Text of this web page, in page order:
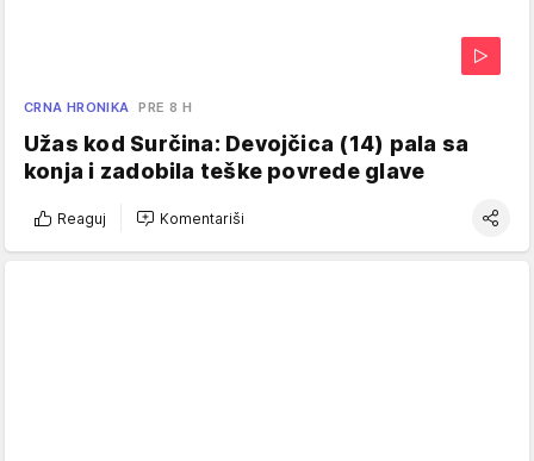
CRNA HRONIKA PRE 8 H
Užas kod Surčina: Devojčica (14) pala sa
konja i zadobila teške povrede glave
Reaguj Komentariši